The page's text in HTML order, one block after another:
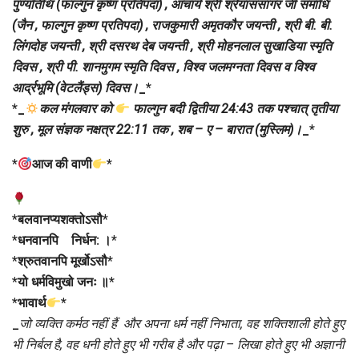
पुण्यतिथि (फाल्गुन कृष्ण प्रतिपदा) , आचार्य श्री श्रेयांससागर जी समाधि
(जैन , फाल्गुन कृष्ण प्रतिपदा) , राजकुमारी अमृतकौर जयन्ती , श्री बी. बी.
लिंगदोह जयन्ती , श्री दसरथ देब जयन्ती , श्री मोहनलाल सुखाडिया स्मृति
दिवस , श्री पी. शानमुगम स्मृति दिवस , विश्व जलमग्नता दिवस व विश्व
आर्द्रभूमि (वेटलैंड्स) दिवस। *
*
कल मंगलवार को
फाल्गुन बदी द्वितीया 24:43 तक पश्चात् तृतीया
शुरु , मूल संज्ञक नक्षत्र 22:11 तक , शब – ए – बारात (मुस्लिम)। *
* आज की वाणी *
*बलवानप्यशक्तोऽसौ*
*धनवानपि निर्धन: ।*
*श्रुतवानपि मूर्खोऽसौ*
*यो धर्मविमुखो जनः ॥*
*भावार्थ
*
जो व्यक्ति कर्मठ नहीं हैं और अपना धर्म नहीं निभाता, वह शक्तिशाली होते हुए
भी निर्बल है, वह धनी होते हुए भी गरीब है और पढ़ा – लिखा होते हुए भी अज्ञानी